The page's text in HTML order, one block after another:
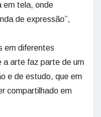
em tela, onde
de expressão”,
em diferentes
a arte faz parte de um
e de estudo, que em
compartilhado em